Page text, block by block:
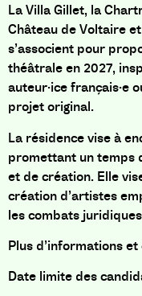
La Villa Gillet, la
Château de Voltaire
s’associent pour
théâtrale en 2027,
auteur·ice français·e
projet original.
La résidence vise à
promettant un temps
et de création. Elle
création d’artistes
les combats
Plus d’informations
Date limite des